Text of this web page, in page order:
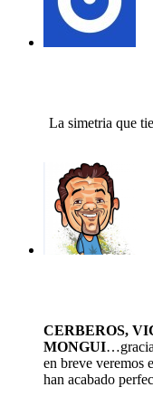
La simetria que
CERBEROS,
MONGUI
en breve veremos
han acabado